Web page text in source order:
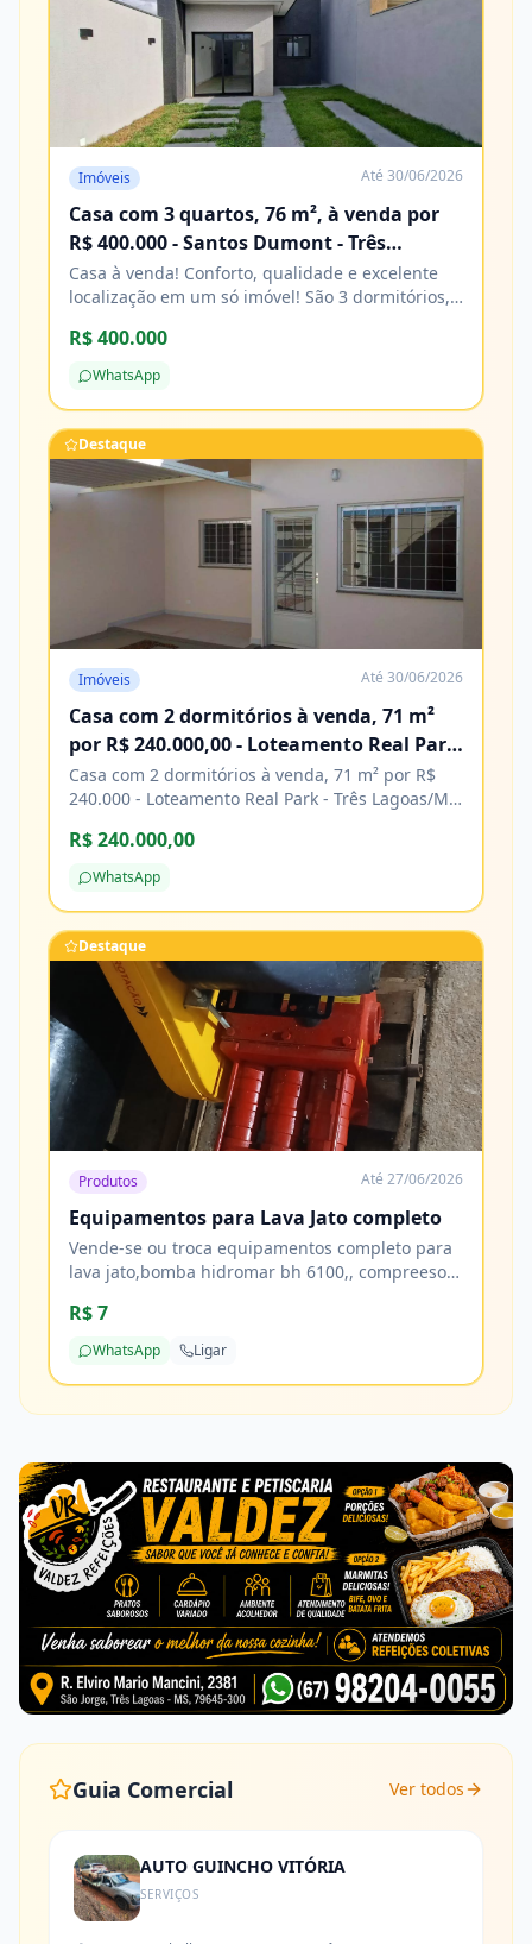
Imóveis Até 30/06/2026
Casa com 3 quartos, 76 m², à venda por
R$ 400.000 - Santos Dumont - Três
Lagoas/MS
Casa à venda! Conforto, qualidade e excelente
localização em um só imóvel! São 3 dormitórios,
com acabamento impecável e excelente padrão
de construção. Agende sua visita e venha
conhecer! Características Água Cozinha Energia
elétrica Esgoto Lavanderia Pavimentação
Porcelanato
R$ 400.000
WhatsApp
Destaque
Imóveis Até 30/06/2026
Casa com 2 dormitórios à venda, 71 m²
por R$ 240.000,00 - Loteamento Real Park
- Três Lagoas/MS
Casa com 2 dormitórios à venda, 71 m² por R$
240.000 - Loteamento Real Park - Três Lagoas/MS
R$ 240.000,00
WhatsApp
Destaque
Produtos Até 27/06/2026
Equipamentos para Lava Jato completo
Vende-se ou troca equipamentos completo para
lava jato,bomba hidromar bh 6100,, compreesor
litros 2 tamores de 200 litros e mais de 20 metros
de mangueiras
R$ 7
WhatsApp Ligar
Guia Comercial Ver todos
AUTO GUINCHO VITÓRIA
SERVIÇOS